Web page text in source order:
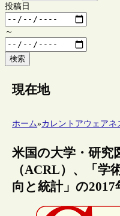
投稿日
～
検索
現在地
ホーム»カレントアウェアネ
米国の大学・研究
（ACRL）、「学
向と統計」の2017